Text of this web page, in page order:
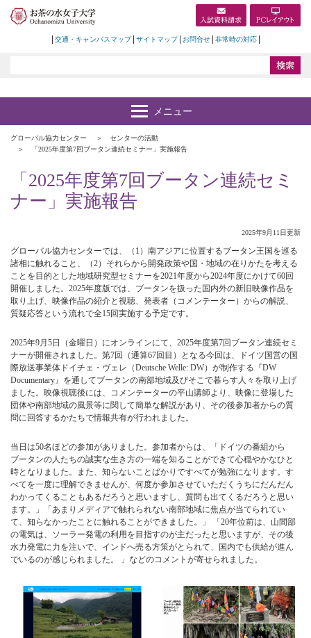
交通・キャンパスマップ サイトマップ お問合せ 非常時の対応
グローバル協力センター
センターの活動
「2025年度第7回ブータン連続セミナー」実施報告
「2025年度第7回ブータン連続セミ
ナー」実施報告
2025年9月11日更新
グローバル協力センターでは、（1）南アジアに位置するブータン王国を巡る
諸相に触れること、（2）それらから開発政策や国・地域の在りかたを考える
ことを目的とした地域研究型セミナーを2021年度から2024年度にかけて60回
開催しました。2025年度版では、ブータンを扱った国内外の新旧映像作品を
取り上げ、映像作品の紹介と視聴、発表者（コメンテーター）からの解説、
質疑応答という流れで全15回実施する予定です。
2025年9月5日（金曜日）にオンラインにて、2025年度第7回ブータン連続セミ
ナーが開催されました。第7回（通算67回目）となる今回は、ドイツ国営の国
際放送事業体ドイチェ・ヴェレ（Deutsche Welle: DW）が制作する『DW
Documentary』を通してブータンの南部地域及びそこで暮らす人々を取り上げ
ました。映像視聴後には、コメンテーターの平山講師より、映像に登場した
団体や南部地域の風景等に関して簡単な解説があり、その後参加者からの質
問に回答するかたちで情報共有が行われました。
当日は50名ほどの参加がありました。参加者からは、「ドイツの番組から
ブータンの人たちの誠実な生き方の一端を知ることができて心穏やかなひと
時となりました。また、知らないことばかりですべてが勉強になります。す
べてを一度に理解できませんが、何度か参加させていただくうちにだんだん
わかってくることもあるだろうと思いますし、質問も出てくるだろうと思い
ます。」「あまりメディアで触れられない南部地域に焦点が当てられてい
て、知らなかったことに触れることができました。」 「20年位前は、山間部
の電気は、ソーラー発電の利用を目指すのが主だったと思いますが、その後
水力発電に力を注いで、インドへ売る方策がとられて、国内でも供給が進ん
でいるのが感じられました。 」などのコメントが寄せられました。